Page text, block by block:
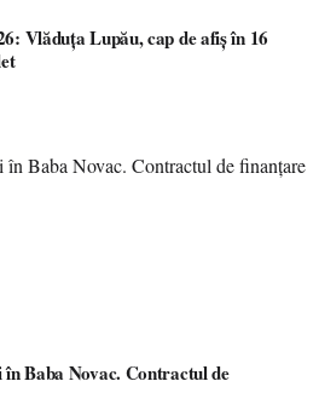
Vlăduța Lupău, cap de afiș în 16
Baba Novac. Contractul de